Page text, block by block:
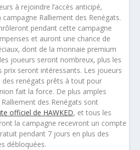
à rejoindre l’accès anticipé,
campagne Ralliement des Renégats.
pendant cette campagne
et auront une chance de
dont de la monnaie premium
joueurs seront nombreux, plus les
prix seront intéressants. Les joueurs
des renégats prêts à tout pour
fait la force. De plus amples
des Renégats sont
officiel de HAWKED, et tous les
la campagne recevront un compte
pendant 7 jours en plus des
débloquées.